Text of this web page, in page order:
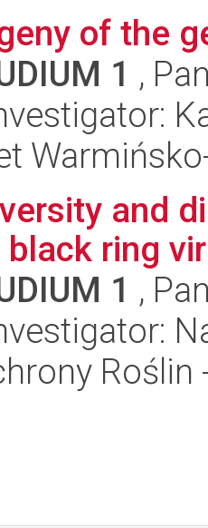
of the
1 ,
and
black ring
1 ,